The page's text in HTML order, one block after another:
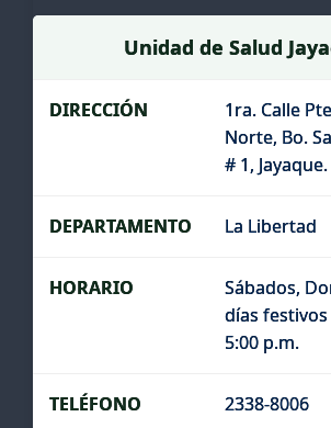
Unidad de Salud
1ra. Calle
Norte, Bo.
# 1, Jayaque.
La Libertad
Sábados,
días festivos
5:00 p.m.
2338-8006